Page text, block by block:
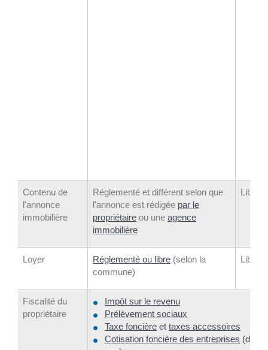
Contenu de
l'annonce
immobilière
Réglementé et différent selon que
l'annonce est rédigée par le
propriétaire ou une agence
immobilière
Libre
Loyer Réglementé ou libre (selon la
commune)
Libre
Fiscalité du
propriétaire
Impôt sur le revenu
Prélèvement sociaux
Taxe foncière et taxes accessoires
Cotisation foncière des entreprises (dans